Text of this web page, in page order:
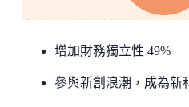
增加財務獨立性 49%
參與新創浪潮，成為新